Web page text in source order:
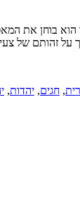
הוא בוחן את
על זהותם של
, חגים, יהדות,